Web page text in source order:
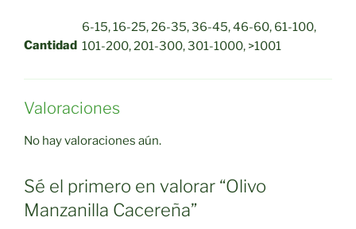
Cantidad
6-15, 16-25, 26-35, 36-45, 46-60, 61-100,
101-200, 201-300, 301-1000, >1001
Valoraciones
No hay valoraciones aún.
Sé el primero en valorar “Olivo
Manzanilla Cacereña”